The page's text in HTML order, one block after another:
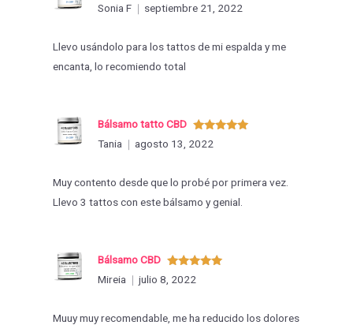
Valorado
con 5de 5
Sonia F
septiembre 21, 2022
Llevo usándolo para los tattos de mi espalda y me
encanta, lo recomiendo total
Valorado
con
Bálsamo tatto CBD
Tania
agosto 13, 2022
Muy contento desde que lo probé por primera vez.
Llevo 3 tattos con este bálsamo y genial.
Valorado
con5de 5
Bálsamo CBD
Mireia
julio 8, 2022
Muuy muy recomendable, me ha reducido los dolores